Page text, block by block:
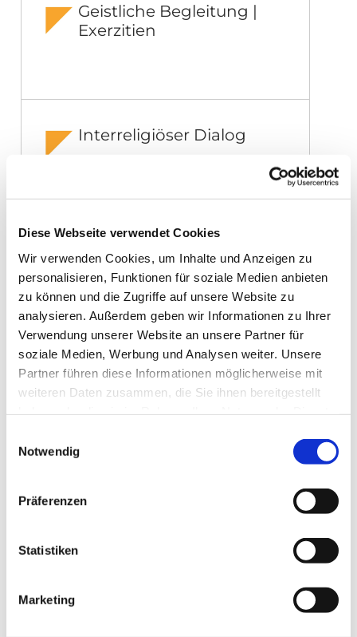
Diese Webseite verwendet Cookies
Wir verwenden Cookies, um Inhalte und Anzeigen zu
personalisieren, Funktionen für soziale Medien anbieten
zu können und die Zugriffe auf unsere Website zu
analysieren. Außerdem geben wir Informationen zu Ihrer
Verwendung unserer Website an unsere Partner für
soziale Medien, Werbung und Analysen weiter. Unsere
Partner führen diese Informationen möglicherweise mit
weiteren Daten zusammen, die Sie ihnen bereitgestellt
Notwendig
Präferenzen
Statistiken
Marketing
Geistliche Begleitung |
Exerzitien
Interreligiöser Dialog
Diözesan-Pilgerstelle
schauungsfragen
Orden | geistliche
Institute des